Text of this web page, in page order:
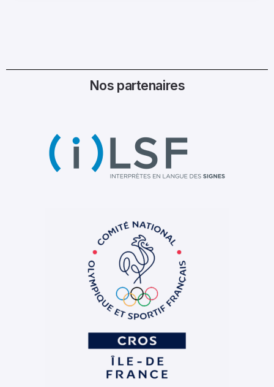
Nos partenaires